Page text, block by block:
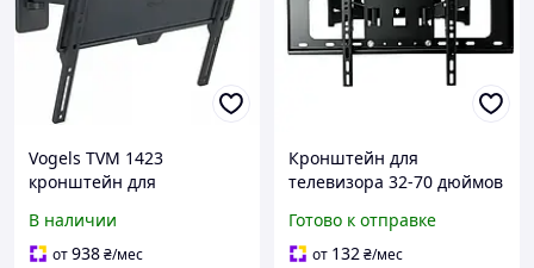
Vogels TVM 1423
кронштейн для
поворотный
В наличии
от938₴/мес
Кронштейн для
телевизора 32-70 дюймов
настенный черный PT003
Готово к отправке
от 132₴/мес